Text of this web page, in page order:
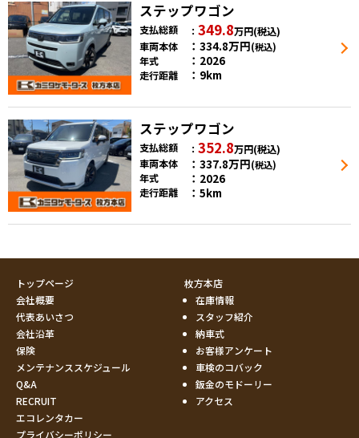
ステップワゴン
支払総額 349.8万円(税込)
車両本体
334.8万円(税込)
年式 2026
走行距離 9km
ステップワゴン
支払総額 352.8万円(税込)
車両本体
337.8万円(税込)
年式 2026
走行距離 5km
トップページ
会社概要
代表あいさつ
会社沿革
保険
メンテナンススケジュール
Q&A
RECRUIT
エコレンタカー
プライバシーポリシー
枚方本店
在庫情報
スタッフ紹介
納車式
お客様アンケート
車検のコバック
鈑金のモドーリー
アクセス